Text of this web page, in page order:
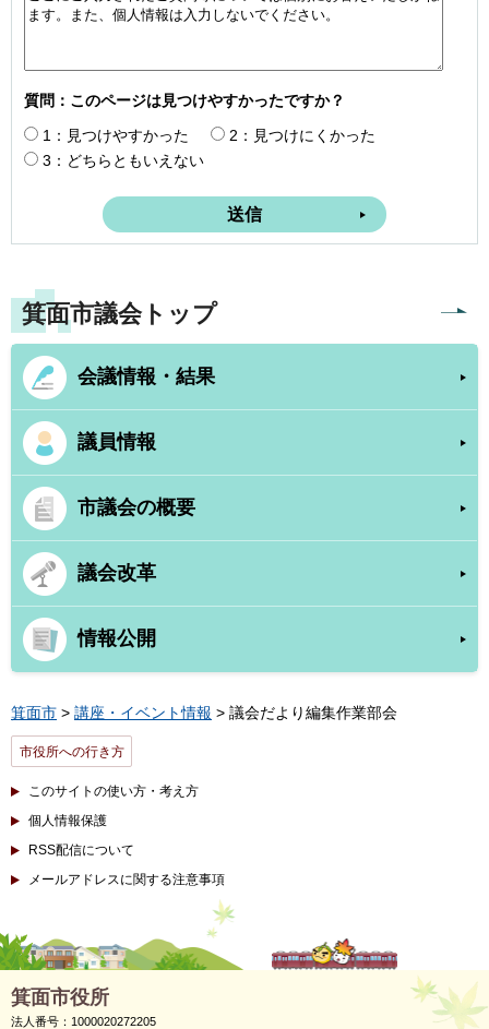
質問：このページは見つけやすかったですか？
1：見つけやすかった
2：見つけにくかった
3：どちらともいえない
箕面市議会トップ
会議情報・結果
議員情報
市議会の概要
議会改革
情報公開
箕面市 > 講座・イベント情報 > 議会だより編集作業部会
市役所への行き方
このサイトの使い方・考え方
個人情報保護
RSS配信について
メールアドレスに関する注意事項
箕面市役所
法人番号：1000020272205